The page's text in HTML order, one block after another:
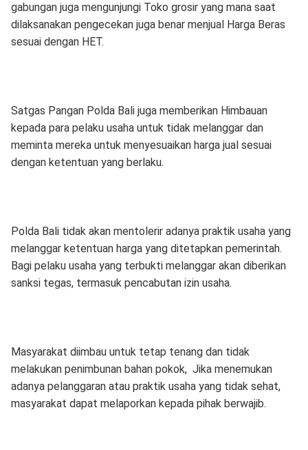
gabungan juga mengunjungi Toko grosir yang mana saat
dilaksanakan pengecekan juga benar menjual Harga Beras
sesuai dengan HET.
Satgas Pangan Polda Bali juga memberikan Himbauan
kepada para pelaku usaha untuk tidak melanggar dan
meminta mereka untuk menyesuaikan harga jual sesuai
dengan ketentuan yang berlaku.
Polda Bali tidak akan mentolerir adanya praktik usaha yang
melanggar ketentuan harga yang ditetapkan pemerintah.
Bagi pelaku usaha yang terbukti melanggar akan diberikan
sanksi tegas, termasuk pencabutan izin usaha.
Masyarakat diimbau untuk tetap tenang dan tidak
melakukan penimbunan bahan pokok, Jika menemukan
adanya pelanggaran atau praktik usaha yang tidak sehat,
masyarakat dapat melaporkan kepada pihak berwajib.